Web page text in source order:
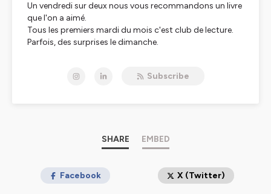
Un vendredi sur deux nous vous recommandons un livre
que l'on a aimé.
Tous les premiers mardi du mois c'est club de lecture.
Parfois, des surprises le dimanche.
aiment lire de temps en temps ou beaucoup,
Une BD est un livre
Un essai est un livre
Une biographie est un livre
Subscribe
SHARE EMBED
Facebook X (Twitter)